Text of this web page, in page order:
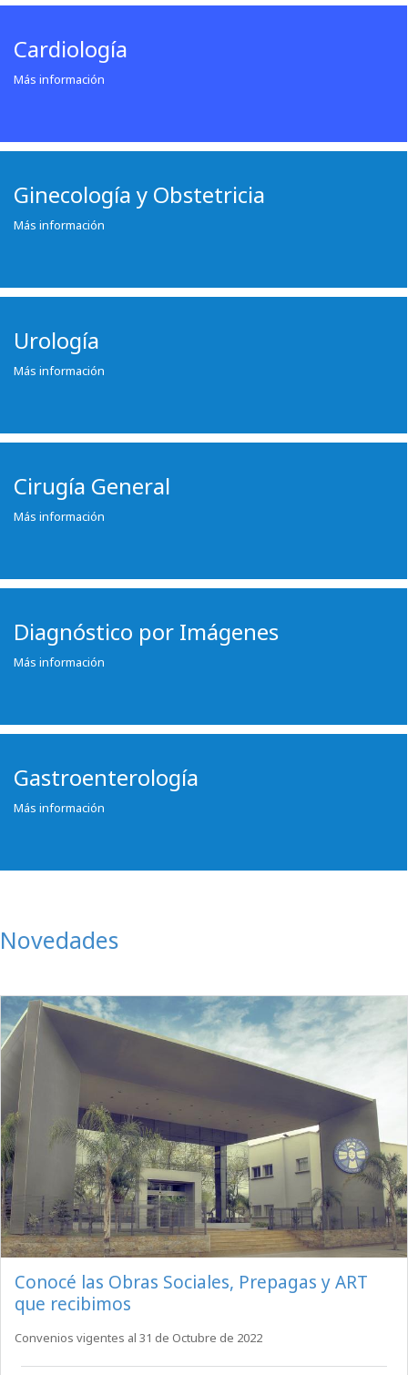
Cardiología
Más información
Ginecología y Obstetricia
Más información
Urología
Más información
Cirugía General
Más información
Diagnóstico por Imágenes
Más información
Gastroenterología
Más información
Novedades
Conocé las Obras Sociales, Prepagas y ART
que recibimos
Convenios vigentes al 31 de Octubre de 2022